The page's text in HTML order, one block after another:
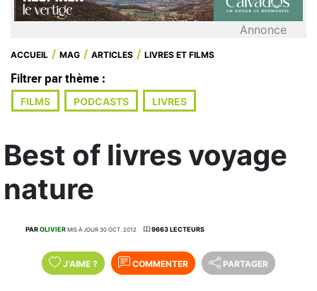
Annonce
ACCUEIL MAG ARTICLES LIVRES ET FILMS
Filtrer par thème :
FILMS PODCASTS LIVRES
Best of livres voyage
nature
PAROLIVIER MIS À JOUR 30 OCT. 2012 9663 LECTEURS
J'AIME ? COMMENTER PARTAGER